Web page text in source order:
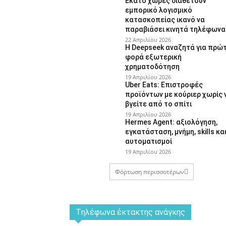
εμπορικό λογισμικό
κατασκοπείας ικανό να
παραβιάσει κινητά τηλέφωνα
22 Απριλίου 2026
Η Deepseek αναζητά για
φορά εξωτερική
χρηματοδότηση
19 Απριλίου 2026
Uber Eats: Επιστροφές
προϊόντων με κούριερ χωρίς
βγείτε από το σπίτι
19 Απριλίου 2026
Hermes Agent: αξιολόγηση,
εγκατάσταση, μνήμη, skills και
αυτοματισμοί
19 Απριλίου 2026
Φόρτωση περισσοτέρων
Tηλέφωνα έκτακτης ανάγκης